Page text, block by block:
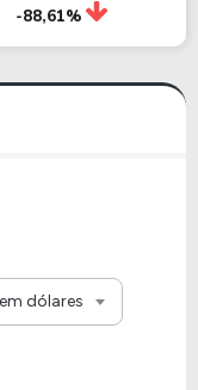
-88,61%
dólares